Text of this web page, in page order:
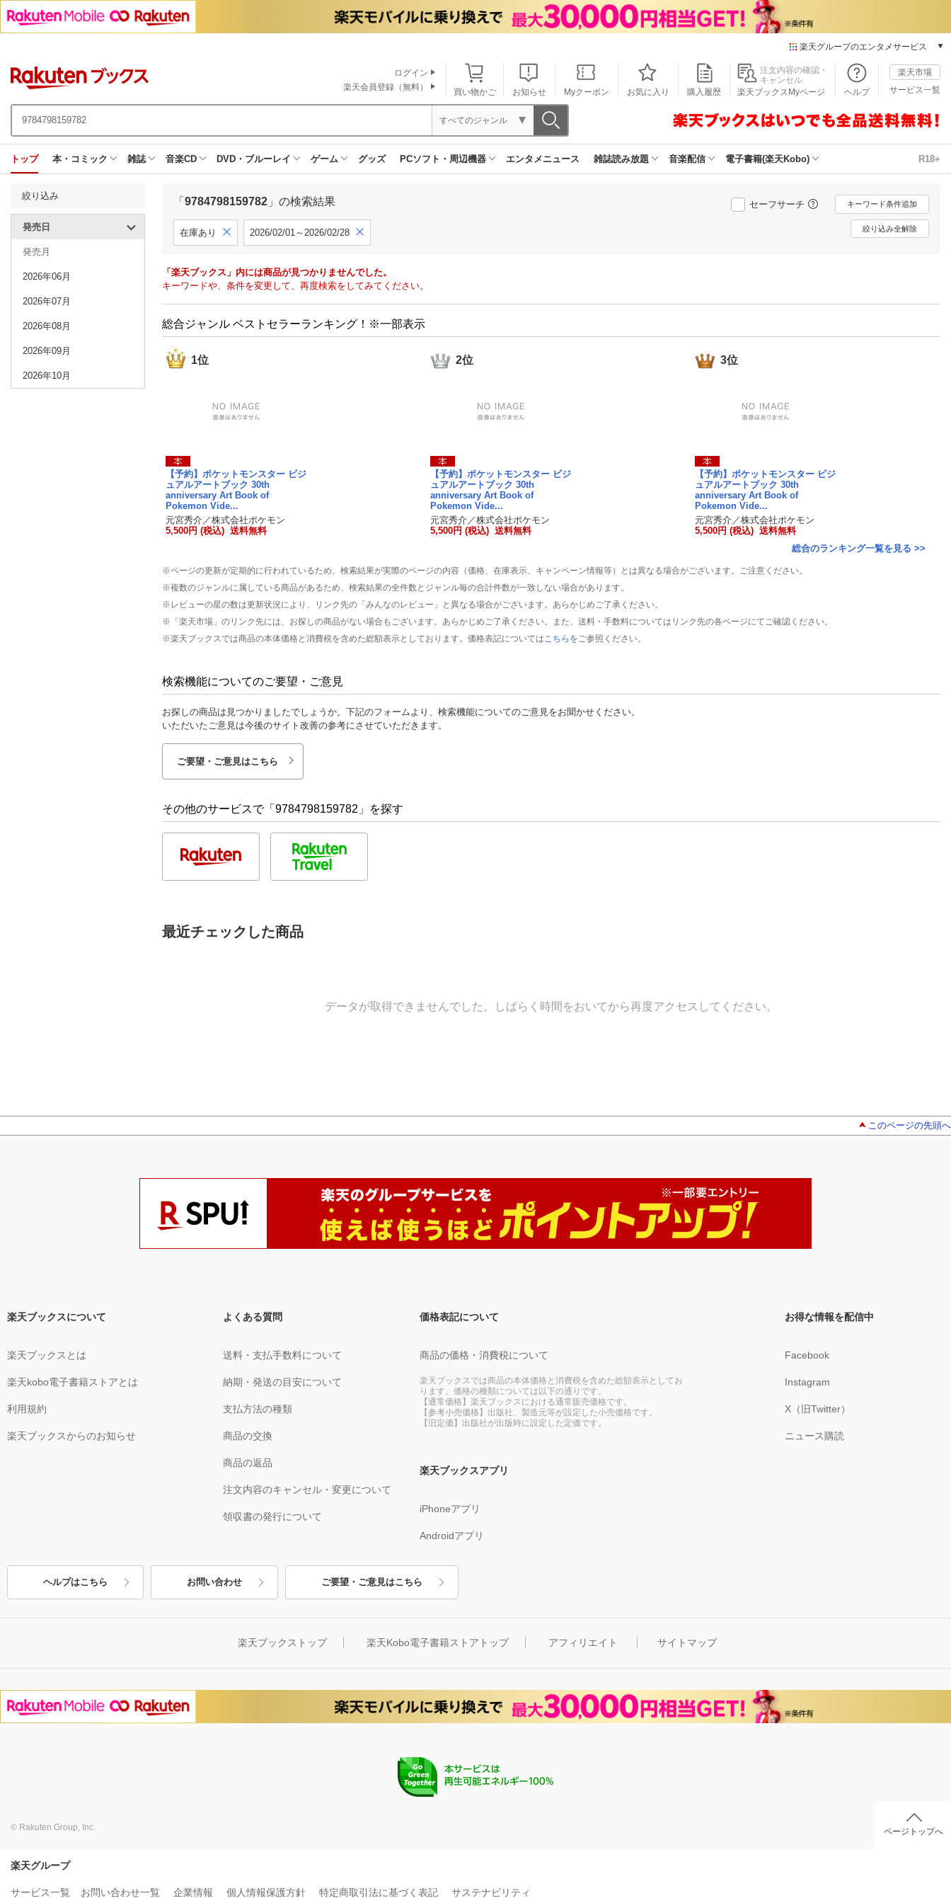
楽天グループのエンタメサービス
本/ゲーム/CD/DVD
楽天ブックス
楽天Kobo
動画配信
楽天TV
動画配信ガイド
チケット
エンタメニュース
買い物かご お知らせ Myクーポン お気に入り 購入履歴
注文内容の確認・
キャンセル
楽天ブックスMyページ
ヘルプ
楽天市場
サービス一覧
ログイン
楽天会員登録（無料）
すべてのジャンル
トップ 本・コミック 雑誌 音楽CD DVD・ブルーレイ ゲーム グッズ PCソフト・周辺機器 エンタメニュース 雑誌読み放題 音楽配信 電子書籍(楽天Kobo) R18+
絞り込み
発売日
発売月
2026年06月
2026年07月
2026年08月
2026年09月
2026年10月
「 9784798159782 」の検索結果 セーフサーチ キーワード条件追加
在庫あり 2026/02/01～2026/02/28 絞り込み全解除
「楽天ブックス」内には商品が見つかりませんでした。
キーワードや、条件を変更して、再度検索をしてみてください。
総合ジャンル ベストセラーランキング！※一部表示
1位
【予約】ポケットモンスター ビジ
ュアルアートブック 30th
anniversary Art Book of
Pokemon Vide...
元宮秀介／株式会社ポケモン
5,500円 (税込) 送料無料
2位
【予約】ポケットモンスター ビジ
ュアルアートブック 30th
anniversary Art Book of
Pokemon Vide...
元宮秀介／株式会社ポケモン
5,500円 (税込) 送料無料
3位
【予約】ポケットモンスター ビジ
ュアルアートブック 30th
anniversary Art Book of
Pokemon Vide...
元宮秀介／株式会社ポケモン
5,500円 (税込) 送料無料
総合のランキング一覧を見る >>
※ページの更新が定期的に行われているため、検索結果が実際のページの内容（価格、在庫表示、キャンペーン情報等）とは異なる場合がございます。ご注意ください。
※複数のジャンルに属している商品があるため、検索結果の全件数とジャンル毎の合計件数が一致しない場合があります。
※レビューの星の数は更新状況により、リンク先の「みんなのレビュー」と異なる場合がございます。あらかじめご了承ください。
※「楽天市場」のリンク先には、お探しの商品がない場合もございます。あらかじめご了承ください。また、送料・手数料についてはリンク先の各ページにてご確認ください。
※楽天ブックスでは商品の本体価格と消費税を含めた総額表示としております。価格表記については こちら をご参照ください。
検索機能についてのご要望・ご意見
お探しの商品は見つかりましたでしょうか。下記のフォームより、検索機能についてのご意見をお聞かせください。
いただいたご意見は今後のサイト改善の参考にさせていただきます。
ご要望・ご意見はこちら
その他のサービスで「9784798159782」を探す
最近チェックした商品
データが取得できませんでした。しばらく時間をおいてから再度アクセスしてください。
このページの先頭へ
楽天ブックスについて
楽天ブックスとは
楽天kobo電子書籍ストアとは
利用規約
楽天ブックスからのお知らせ
よくある質問
送料・支払手数料について
納期・発送の目安について
支払方法の種類
商品の交換
商品の返品
注文内容のキャンセル・変更について
領収書の発行について
価格表記について
商品の価格・消費税について
楽天ブックスでは商品の本体価格と消費税を含めた総額表示としてお
ります。価格の種類については以下の通りです。
【通常価格】楽天ブックスにおける通常販売価格です。
【参考小売価格】出版社、製造元等が設定した小売価格です。
【旧定価】出版社が出版時に設定した定価です。
楽天ブックスアプリ
iPhoneアプリ
Androidアプリ
お得な情報を配信中
Facebook
Instagram
X（旧Twitter）
ニュース購読
ヘルプはこちら お問い合わせ ご要望・ご意見はこちら
楽天ブックストップ 楽天Kobo電子書籍ストアトップ アフィリエイト サイトマップ
© Rakuten Group, Inc. ページトップへ
楽天グループ
サービス一覧 お問い合わせ一覧 企業情報 個人情報保護方針 特定商取引法に基づく表記 サステナビリティ